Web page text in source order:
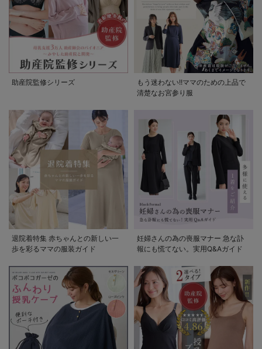
助産院監修シリーズ
もう迷わない!!ママのための上品で
清楚なお宮参り服
退院着特集 赤ちゃんとの新しい一
歩を彩るママの服装ガイド
妊婦さんの為の喪服マナー 急な訃
報にも慌てない。実用Q&Aガイド